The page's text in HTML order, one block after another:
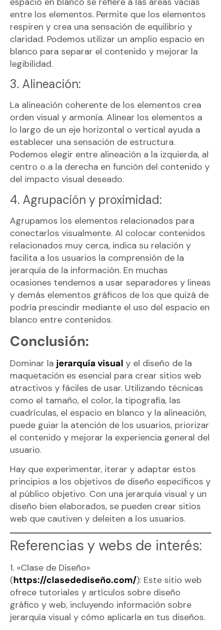
entre los elementos. Permite que los elementos
respiren y crea una sensación de equilibrio y
claridad. Podemos utilizar un amplio espacio en
blanco para separar el contenido y mejorar la
legibilidad.
3. Alineación:
La alineación coherente de los elementos crea
orden visual y armonía. Alinear los elementos a
lo largo de un eje horizontal o vertical ayuda a
establecer una sensación de estructura.
Podemos elegir entre alineación a la izquierda, al
centro o a la derecha en función del contenido y
del impacto visual deseado.
4. Agrupación y proximidad:
Agrupamos los elementos relacionados para
conectarlos visualmente. Al colocar contenidos
relacionados muy cerca, indica su relación y
facilita a los usuarios la comprensión de la
jerarquía de la información. En muchas
ocasiones tendemos a usar separadores y lineas
y demás elementos gráficos de los que quizá de
podría prescindir mediante el uso del espacio en
blanco entre contenidos.
Conclusión:
Dominar la jerarquía visual y el diseño de la
maquetación es esencial para crear sitios web
atractivos y fáciles de usar. Utilizando técnicas
como el tamaño, el color, la tipografía, las
cuadrículas, el espacio en blanco y la alineación,
puede guiar la atención de los usuarios, priorizar
el contenido y mejorar la experiencia general del
usuario.
Hay que experimentar, iterar y adaptar estos
principios a los objetivos de diseño específicos y
al público objetivo. Con una jerarquía visual y un
diseño bien elaborados, se pueden crear sitios
web que cautiven y deleiten a los usuarios.
Referencias y webs de interés:
1. «Clase de Diseño»
(https://clasedediseño.com/): Este sitio web
ofrece tutoriales y artículos sobre diseño
gráfico y web, incluyendo información sobre
jerarquía visual y cómo aplicarla en tus diseños.